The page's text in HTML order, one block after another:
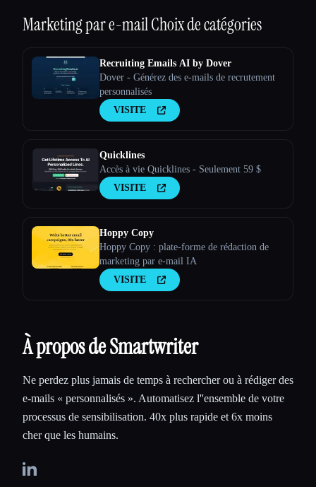
Marketing par e-mailChoix de catégories
Recruiting Emails AI by Dover
Dover - Générez des e-mails de recrutement
personnalisés
VISITE
Quicklines
Accès à vie Quicklines - Seulement 59 $
VISITE
Hoppy Copy
Hoppy Copy : plate-forme de rédaction de
marketing par e-mail IA
VISITE
À propos de Smartwriter
Ne perdez plus jamais de temps à rechercher ou à rédiger des
e-mails « personnalisés ». Automatisez l''ensemble de votre
processus de sensibilisation. 40x plus rapide et 6x moins
cher que les humains.